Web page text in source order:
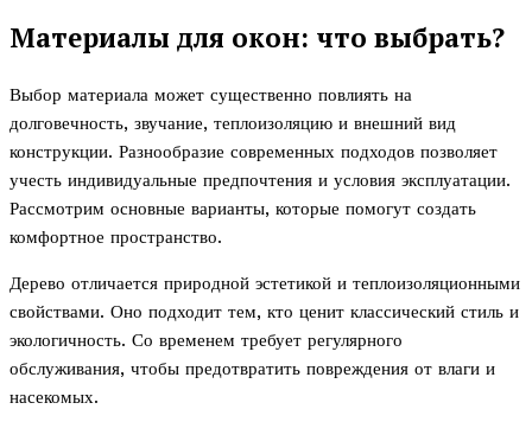
Материалы для окон: что выбрать?
Выбор материала может существенно повлиять на
долговечность, звучание, теплоизоляцию и внешний вид
конструкции. Разнообразие современных подходов позволяет
учесть индивидуальные предпочтения и условия эксплуатации.
Рассмотрим основные варианты, которые помогут создать
комфортное пространство.
Дерево отличается природной эстетикой и теплоизоляционными
свойствами. Оно подходит тем, кто ценит классический стиль и
экологичность. Со временем требует регулярного
обслуживания, чтобы предотвратить повреждения от влаги и
насекомых.